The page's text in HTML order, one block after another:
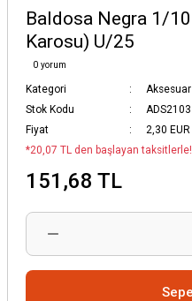
Baldosa Negra 1/
Karosu) U/25
0 yorum
Kategori
Stok Kodu
ADS2103
Fiyat
2,30
*20,07 TL den başlayan taksitlerle!
151,68 TL